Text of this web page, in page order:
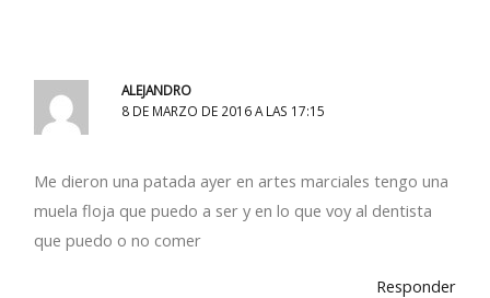
ALEJANDRO
8 DE MARZO DE 2016 A LAS 17:15
Me dieron una patada ayer en artes marciales tengo una
muela floja que puedo a ser y en lo que voy al dentista
que puedo o no comer
Responder